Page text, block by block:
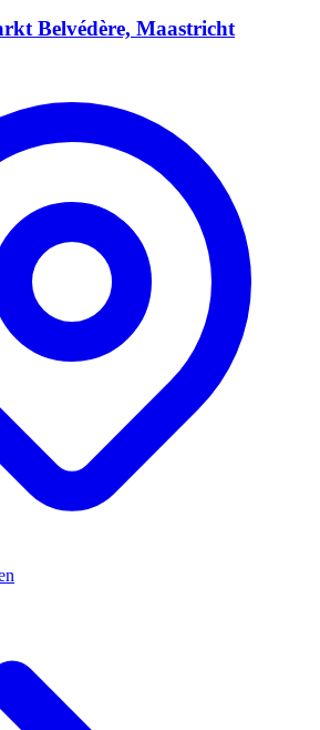
Belvédère, Maastricht